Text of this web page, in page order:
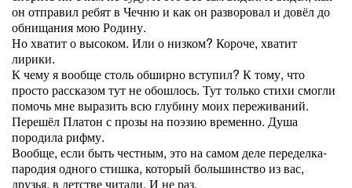
он отправил ребят в Чечню и как он разворовал и довёл до
обнищания мою Родину.
Но хватит о высоком. Или о низком? Короче, хватит
лирики.
К чему я вообще столь обширно вступил? К тому, что
просто рассказом тут не обошлось. Тут только стихи смогли
помочь мне выразить всю глубину моих переживаний.
Перешёл Платон с прозы на поэзию временно. Душа
породила рифму.
Вообще, если быть честным, это на самом деле переделка-
пародия одного стишка, который большинство из вас,
друзья, в детстве читали. И не раз.